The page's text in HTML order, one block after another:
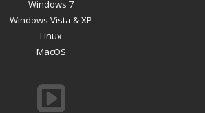
Windows 7
Windows Vista & XP
Linux
MacOS